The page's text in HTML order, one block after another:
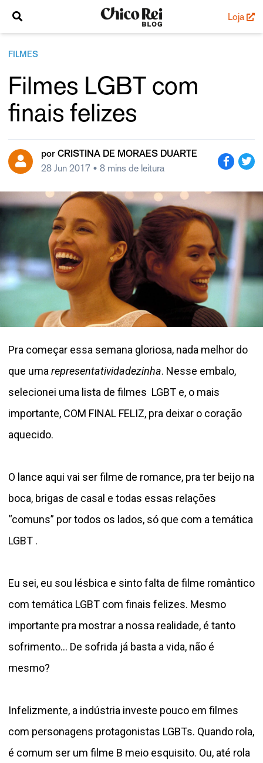
Loja
FILMES
Filmes LGBT com
finais felizes
por CRISTINA DE MORAES DUARTE
28 Jun 2017 • 8 mins de leitura
Pra começar essa semana gloriosa, nada melhor do
que umarepresentatividadezinha. Nesse embalo,
selecionei uma lista de filmes LGBT e, o mais
importante, COM FINAL FELIZ, pra deixar o coração
aquecido.
O lance aqui vai ser filme de romance, pra ter beijo na
boca, brigas de casal e todas essas relações
“comuns” por todos os lados, só que com a temática
LGBT .
Eu sei, eu sou lésbica e sinto falta de filme romântico
com temática LGBT com finais felizes. Mesmo
importante pra mostrar a nossa realidade, é tanto
sofrimento… De sofrida já basta a vida, não é
mesmo?
Infelizmente, a indústria investe pouco em filmes
com personagens protagonistas LGBTs. Quando rola,
é comum ser um filme B meio esquisito. Ou, até rola